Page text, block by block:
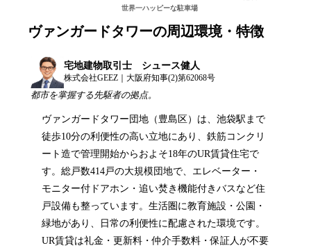
世界一ハッピーな駐車場
ヴァンガードタワーの周辺環境・特徴
宅地建物取引士 シュース健人
株式会社GEEZ｜大阪府知事(2)第62068号
都市を掌握する先駆者の拠点。
ヴァンガードタワー団地（豊島区）は、池袋駅まで
徒歩10分の利便性の高い立地にあり、鉄筋コンクリ
ート造で管理開始からおよそ18年のUR賃貸住宅で
す。総戸数414戸の大規模団地で、エレベーター・
モニター付ドアホン・追い焚き機能付きバスなど住
戸設備も整っています。生活圏に教育施設・公園・
緑地があり、日常の利便性に配慮された環境です。
UR賃貸は礼金・更新料・仲介手数料・保証人が不要